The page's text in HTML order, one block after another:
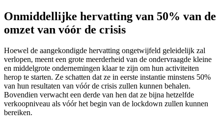
Onmiddellijke hervatting van 50% van de
omzet van vóór de crisis
Hoewel de aangekondigde hervatting ongetwijfeld geleidelijk zal
verlopen, meent een grote meerderheid van de ondervraagde kleine
en middelgrote ondernemingen klaar te zijn om hun activiteiten
herop te starten. Ze schatten dat ze in eerste instantie minstens 50%
van hun resultaten van vóór de crisis zullen kunnen behalen.
Bovendien verwacht een derde van hen dat ze bijna hetzelfde
verkoopniveau als vóór het begin van de lockdown zullen kunnen
bereiken.